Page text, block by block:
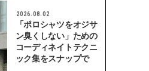
2026.08.02
「ポロシャツをオジサ
ン臭くしない」ための
コーディネイトテクニ
ック集をスナップで